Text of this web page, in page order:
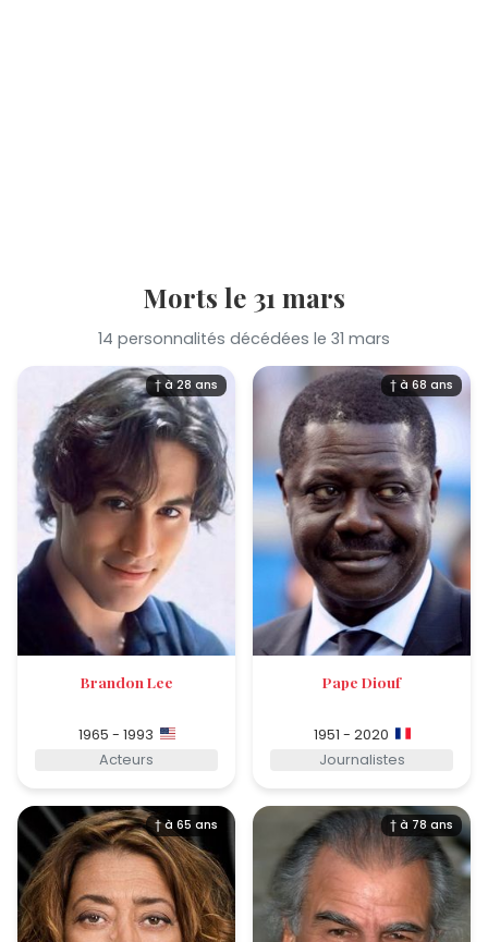
Morts le 31 mars
14 personnalités décédées le 31 mars
† à 28 ans
Brandon Lee
1965 - 1993
Acteurs
† à 68 ans
Pape Diouf
1951 - 2020
Journalistes
† à 65 ans † à 78 ans